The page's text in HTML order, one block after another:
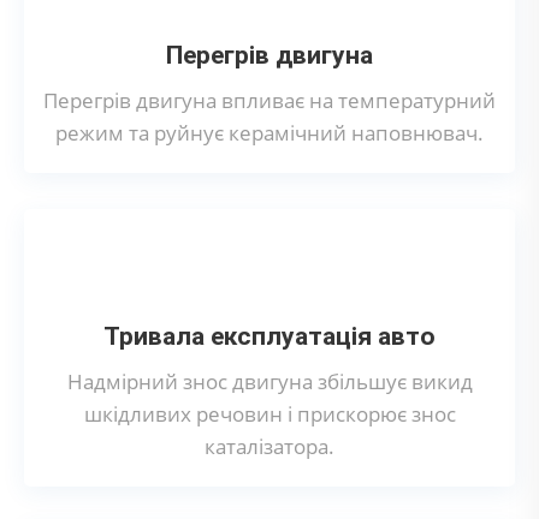
Перегрів двигуна
Перегрів двигуна впливає на температурний
режим та руйнує керамічний наповнювач.
Тривала експлуатація авто
Надмірний знос двигуна збільшує викид
шкідливих речовин і прискорює знос
каталізатора.